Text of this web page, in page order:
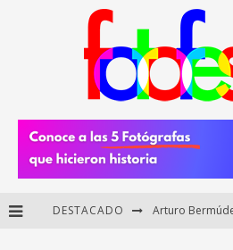
DESTACADO